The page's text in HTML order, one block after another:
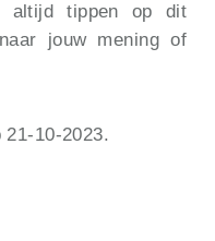
altijd tippen op dit
jouw mening of
10-2023.